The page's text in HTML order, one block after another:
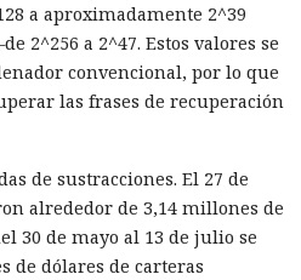
a aproximadamente 2^39
2^256 a 2^47. Estos valores se
convencional, por lo que
las frases de recuperación
de sustracciones. El 27 de
alrededor de 3,14 millones de
30 de mayo al 13 de julio se
de dólares de carteras